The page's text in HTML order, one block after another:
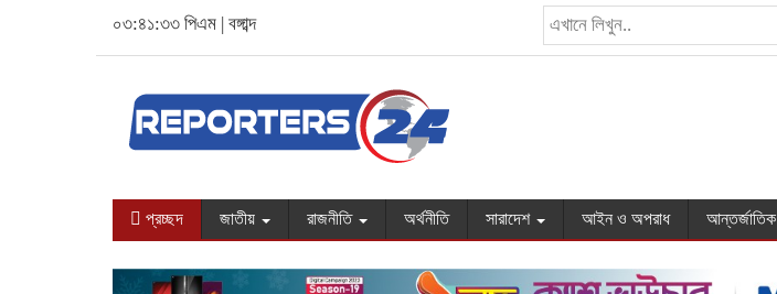
০৩:৪১:৩৪ পিএম| বঙ্গাব্দ
প্রচ্ছদ জাতীয় রাজনীতি অর্থনীতি সারাদেশ আইন ও অপরাধ আন্তর্জাতিক